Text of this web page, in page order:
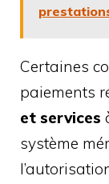
Certaines
paiements
et services
système